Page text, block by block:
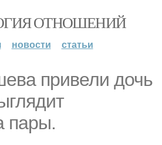
ОТНОШЕНИЙ
новости статьи
привели дочь
пары.